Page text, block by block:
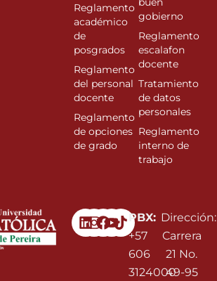
Linkedin
Instagram
Facebook
Youtube
PBX:
+57
606
3124000
Dirección:
Carrera
21 No.
49-95
Reglamento
académico
de
posgrados
Reglamento
del personal
docente
Reglamento
de opciones
de grado
gobierno
Reglamento
escalafon
docente
Tratamiento
de datos
personales
Reglamento
interno de
trabajo